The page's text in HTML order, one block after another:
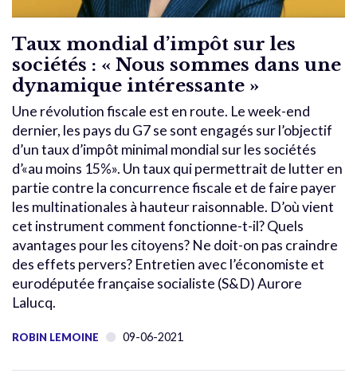
Taux mondial d’impôt sur les
sociétés : « Nous sommes dans une
dynamique intéressante »
Une révolution fiscale est en route. Le week-end
dernier, les pays du G7 se sont engagés sur l’objectif
d’un taux d’impôt minimal mondial sur les sociétés
d’«au moins 15%». Un taux qui permettrait de lutter en
partie contre la concurrence fiscale et de faire payer
les multinationales à hauteur raisonnable. D’où vient
cet instrument comment fonctionne-t-il? Quels
avantages pour les citoyens? Ne doit-on pas craindre
des effets pervers? Entretien avec l’économiste et
eurodéputée française socialiste (S&D) Aurore
Lalucq.
ROBIN LEMOINE 09-06-2021